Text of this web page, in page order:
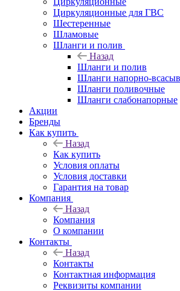
Циркуляционные для ГВС
Шестеренные
Шламовые
Шланги и полив
Назад
Шланги и полив
Шланги напорно-
Шланги поливочные
Шланги слабонапорные
Акции
Бренды
Как купить
Назад
Как купить
Условия оплаты
Условия доставки
Гарантия на товар
Компания
Назад
Компания
О компании
Контакты
Назад
Контакты
Контактная информация
Реквизиты компании